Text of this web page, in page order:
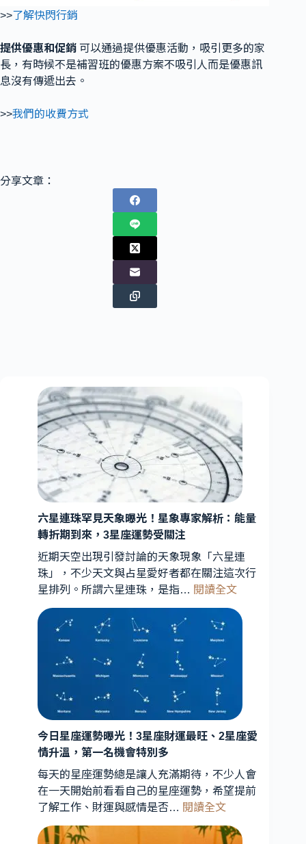
>>了解快閃行銷
提供優惠和促銷 可以通過提供優惠活動，吸引更多的家
長，有時候不是補習班的優惠方案不吸引人而是優惠訊
息沒有傳遞出去。
>>我們的收費方式
分享文章：
六星連珠罕見天象曝光！星象專家解析：能量
轉折期到來，3星座運勢受關注
近期天空出現引發討論的天象現象「六星連
珠」，不少天文與占星愛好者都在關注這次行
星排列。所謂六星連珠，是指… 閱讀全文:
星
象
曝
象
專
解
今日星座運勢曝光！3星座財運最旺、2星座愛
情升溫，第一名機會特別多
每天的星座運勢總是讓人充滿期待，不少人會
在一天開始前看看自己的星座運勢，希望提前
了解工作、財運與感情是否… 閱讀全文:
日